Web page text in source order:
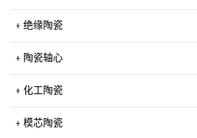
绝缘陶瓷
陶瓷轴心
化工陶瓷
模芯陶瓷